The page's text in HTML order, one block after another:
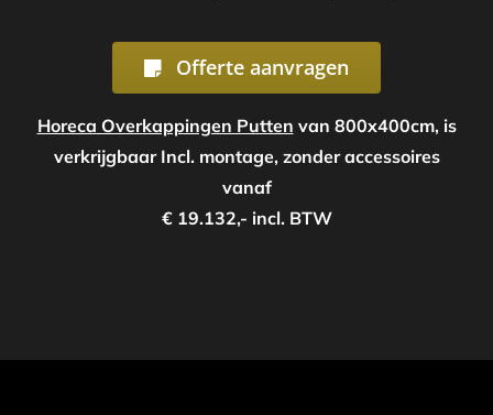
Offerte aanvragen
Horeca Overkappingen Putten van 800x400cm, is
verkrijgbaar Incl. montage, zonder accessoires
vanaf
€ 19.132,- incl. BTW